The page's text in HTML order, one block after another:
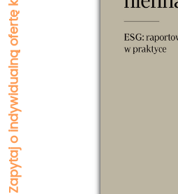
Zapytaj o indywidualną ofertę korporacyjną